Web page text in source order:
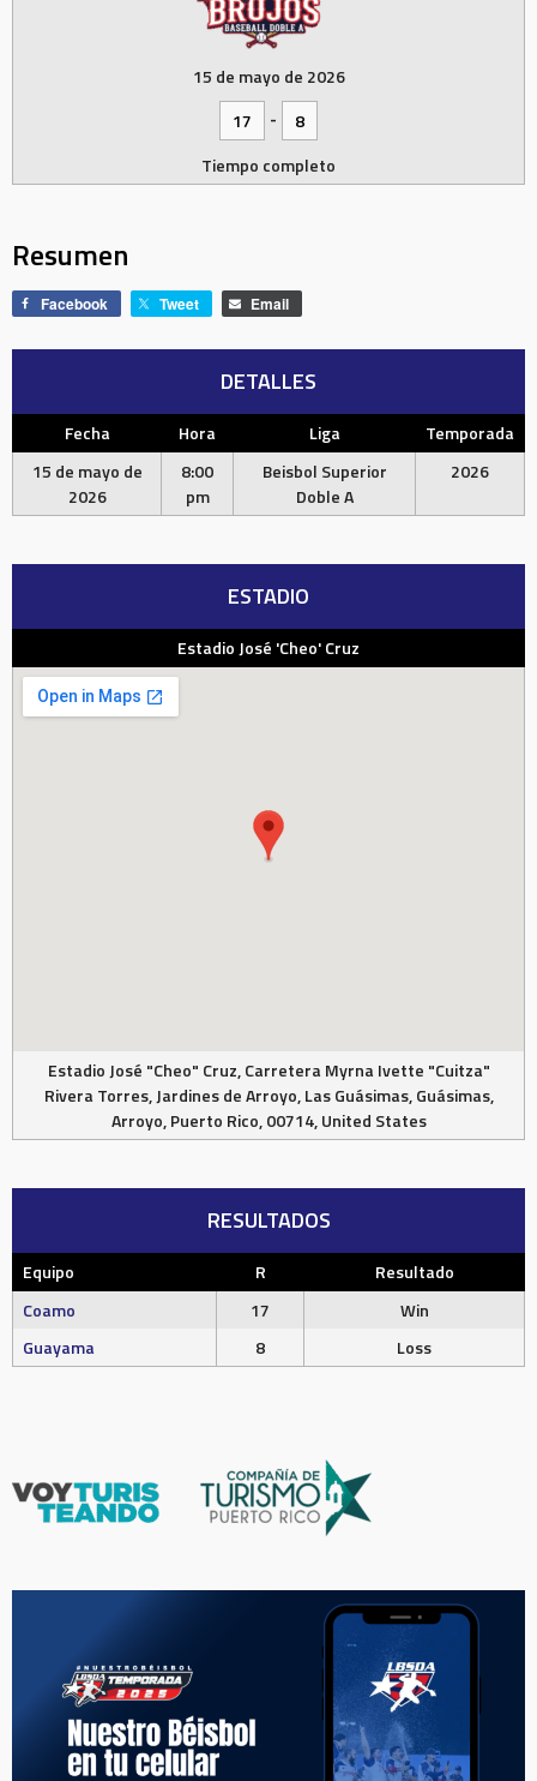
15 de mayo de 2026
17
-
8
Tiempo completo
Resumen
Facebook Tweet Email
DETALLES
Fecha Hora Liga
Temporada
15 de mayo de
2026
8:00
pm
Beisbol Superior
Doble A
2026
ESTADIO
Estadio José 'Cheo' Cruz
Estadio José "Cheo" Cruz, Carretera Myrna Ivette "Cuitza"
Rivera Torres, Jardines de Arroyo, Las Guásimas, Guásimas,
Arroyo, Puerto Rico, 00714, United States
RESULTADOS
Equipo R
Resultado
Coamo
17
Win
Guayama
8 Loss